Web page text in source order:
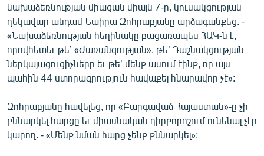
նախաձեռնության միացան միայն 7-ը, կուսակցության
ղեկավար անդամ Նաիրա Զոհրաբյանը արձագանքեց. -
«Նախաձեռնության հեղինակը բացառապես ՀԱԿ-ն է,
որովհետեւ թե’ «Ժառանգության», թե’ Դաշնակցության
ներկայացուցիչները եւ թե’ մենք ասում էինք, որ այս
պահին 44 ստորագրություն հավաքել հնարավոր չէ»:
Զոհրաբյանը հավելեց, որ «Բարգավաճ Հայաստան»-ը չի
քննարկել հարցը եւ միասնական դիրքորոշում ունենալ չէր
կարող. - «Մենք նման հարց չենք քննարկել»: